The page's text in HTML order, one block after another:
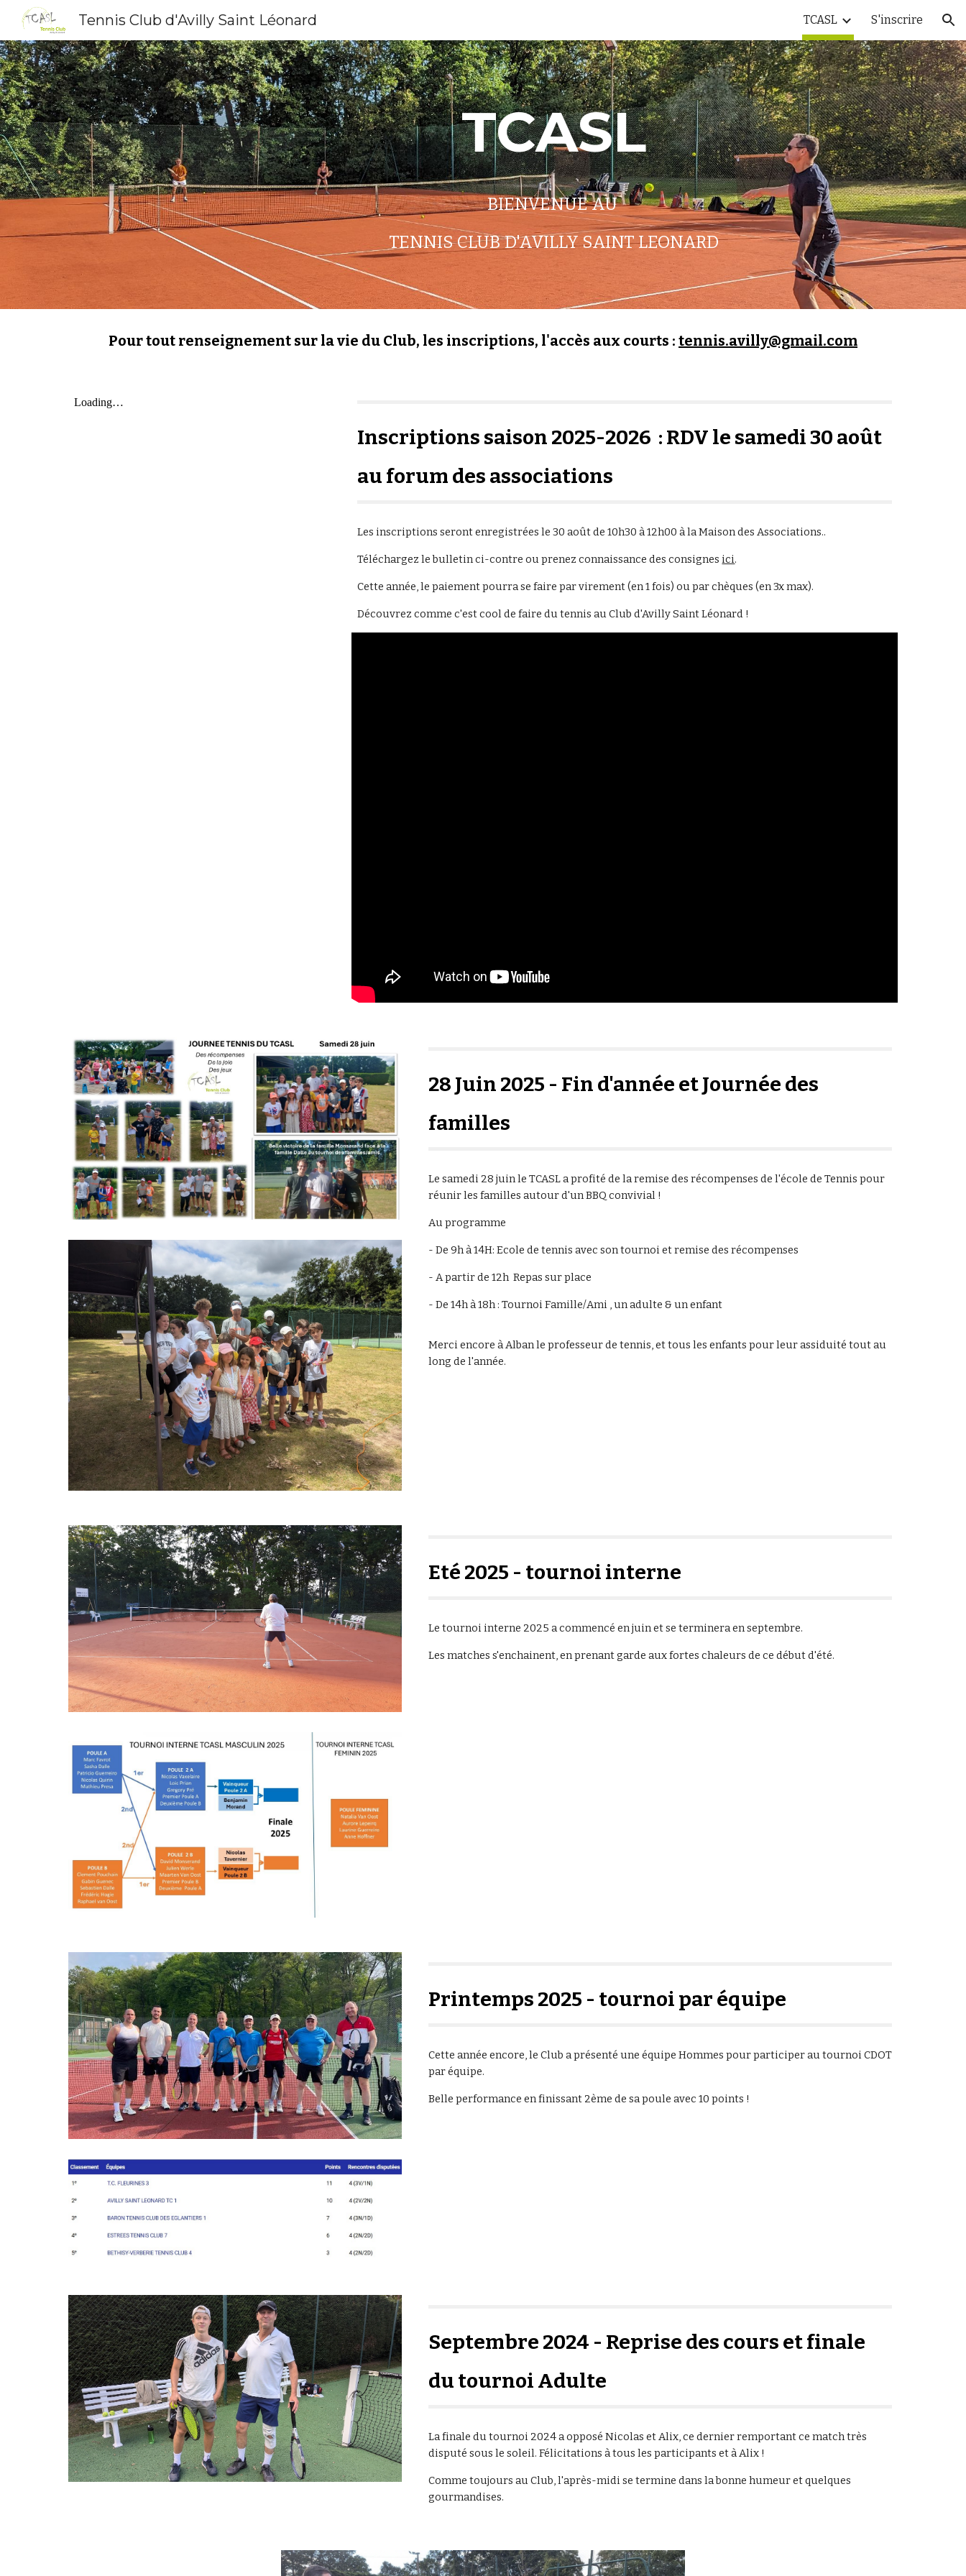
Skip to main content
Tennis Club d'Avilly Saint Léonard TCASL S'inscrire
TCASL
BIENVENUE AU
TENNIS CLUB D'AVILLY SAINT LEONARD
Pour tout renseignement sur la vie du Club, les inscriptions, l'accès aux courts : tennis.avilly@gmail.com
Inscriptions saison 2025-2026 : RDV le samedi 30 août
au forum des associations
Les inscriptions seront enregistrées le 30 août de 10h30 à 12h00 à la Maison des Associations..
Téléchargez le bulletin ci-contre ou prenez connaissance des consignes ici.
Cette année, le paiement pourra se faire par virement (en 1 fois) ou par chèques (en 3x max).
Découvrez comme c'est cool de faire du tennis au Club d'Avilly Saint Léonard !
28 Juin 2025 - Fin d'année et Journée des
familles
Le samedi 28 juin le TCASL a profité de la remise des récompenses de l'école de Tennis pour
réunir les familles autour d'un BBQ convivial !
Au programme
- De 9h à 14H: Ecole de tennis avec son tournoi et remise des récompenses
- A partir de 12h Repas sur place
- De 14h à 18h : Tournoi Famille/Ami , un adulte & un enfant
Merci encore à Alban le professeur de tennis, et tous les enfants pour leur assiduité tout au
long de l'année.
Eté 2025 - tournoi interne
Le tournoi interne 2025 a commencé en juin et se terminera en septembre.
Les matches s'enchainent, en prenant garde aux fortes chaleurs de ce début d'été.
Printemps 2025 - tournoi par équipe
Cette année encore, le Club a présenté une équipe Hommes pour participer au tournoi CDOT
par équipe.
Belle performance en finissant 2ème de sa poule avec 10 points !
Septembre 2024 - Reprise des cours et finale
du tournoi Adulte
La finale du tournoi 2024 a opposé Nicolas et Alix, ce dernier remportant ce match très
disputé sous le soleil. Félicitations à tous les participants et à Alix !
Comme toujours au Club, l'après-midi se termine dans la bonne humeur et quelques
gourmandises.